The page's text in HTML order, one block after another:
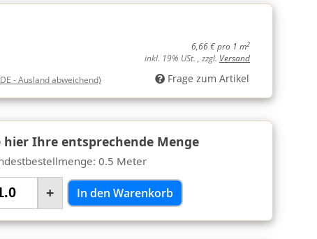
6,66 € pro 1 m2
inkl. 19% USt. , zzgl. Versand
- Ausland abweichend) Frage zum Artikel
hier Ihre entsprechende Menge
0.5 Meter
+ In den Warenkorb